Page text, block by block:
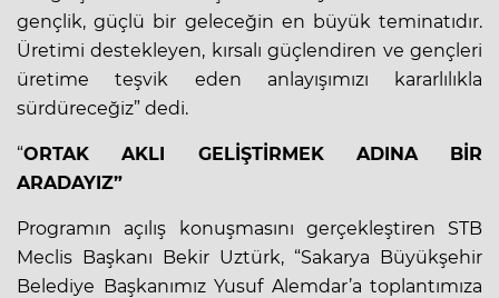
gençlik, güçlü bir geleceğin en büyük teminatıdır.
Üretimi destekleyen, kırsalı güçlendiren ve gençleri
üretime teşvik eden anlayışımızı kararlılıkla
sürdüreceğiz” dedi.
“ORTAK AKLI GELİŞTİRMEK ADINA BİR
ARADAYIZ”
Programın açılış konuşmasını gerçekleştiren STB
Meclis Başkanı Bekir Uztürk, “Sakarya Büyükşehir
Belediye Başkanımız Yusuf Alemdar’a toplantımıza